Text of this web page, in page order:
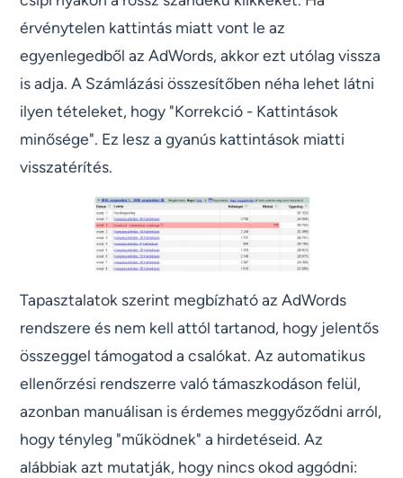
érvénytelen kattintás miatt vont le az
egyenlegedből az AdWords, akkor ezt utólag vissza
is adja. A Számlázási összesítőben néha lehet látni
ilyen tételeket, hogy "Korrekció - Kattintások
minősége". Ez lesz a gyanús kattintások miatti
visszatérítés.
Tapasztalatok szerint megbízható az AdWords
rendszere és nem kell attól tartanod, hogy jelentős
összeggel támogatod a csalókat. Az automatikus
ellenőrzési rendszerre való támaszkodáson felül,
azonban manuálisan is érdemes meggyőződni arról,
hogy tényleg "működnek" a hirdetéseid. Az
alábbiak azt mutatják, hogy nincs okod aggódni: